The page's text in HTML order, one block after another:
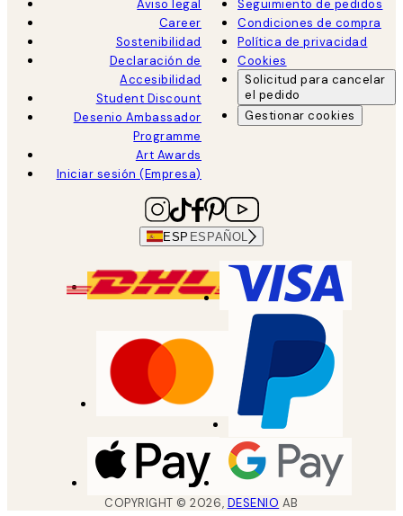
Aviso legal
Career
Sostenibilidad
Declaración de
Accesibilidad
Student Discount
Desenio Ambassador
Programme
Art Awards
Iniciar sesión (Empresa)
Seguimiento de pedidos
Condiciones de compra
Política de privacidad
Cookies
Solicitud para cancelar
el pedido
Gestionar cookies
ESP ESPAÑOL
COPYRIGHT ©2026, DESENIO AB